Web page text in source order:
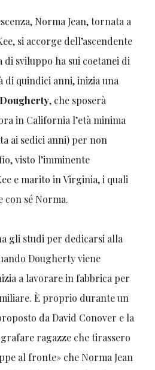
Norma Jean, tornata a
si accorge dell’ascendente
di sviluppo ha sui coetanei di
di quindici anni, inizia una
, che sposerà
in California l’età minima
ai sedici anni) per non
visto l’imminente
e marito in Virginia, i quali
sé Norma.
gli studi per dedicarsi alla
Dougherty viene
a lavorare in fabbrica per
È proprio durante un
da David Conover e la
ragazze che tirassero
al fronte» che Norma Jean